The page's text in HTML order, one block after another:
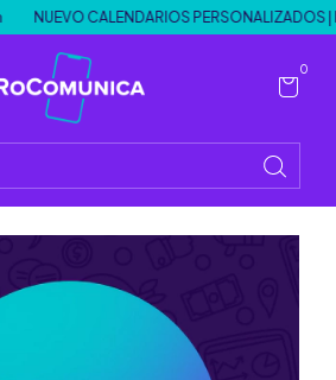
NUEVO CALENDARIOS PERSONALIZADOS |
0